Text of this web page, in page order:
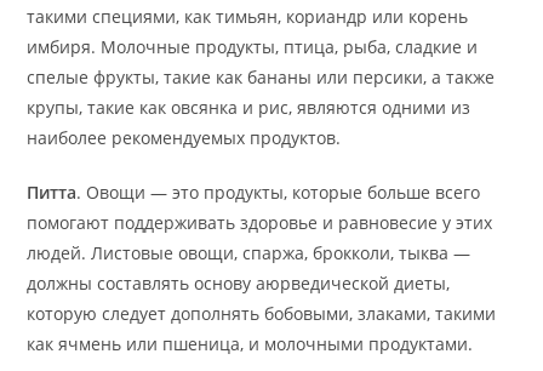
такими специями, как тимьян, кориандр или корень
имбиря. Молочные продукты, птица, рыба, сладкие и
спелые фрукты, такие как бананы или персики, а также
крупы, такие как овсянка и рис, являются одними из
наиболее рекомендуемых продуктов.
Питта. Овощи — это продукты, которые больше всего
помогают поддерживать здоровье и равновесие у этих
людей. Листовые овощи, спаржа, брокколи, тыква —
должны составлять основу аюрведической диеты,
которую следует дополнять бобовыми, злаками, такими
как ячмень или пшеница, и молочными продуктами.